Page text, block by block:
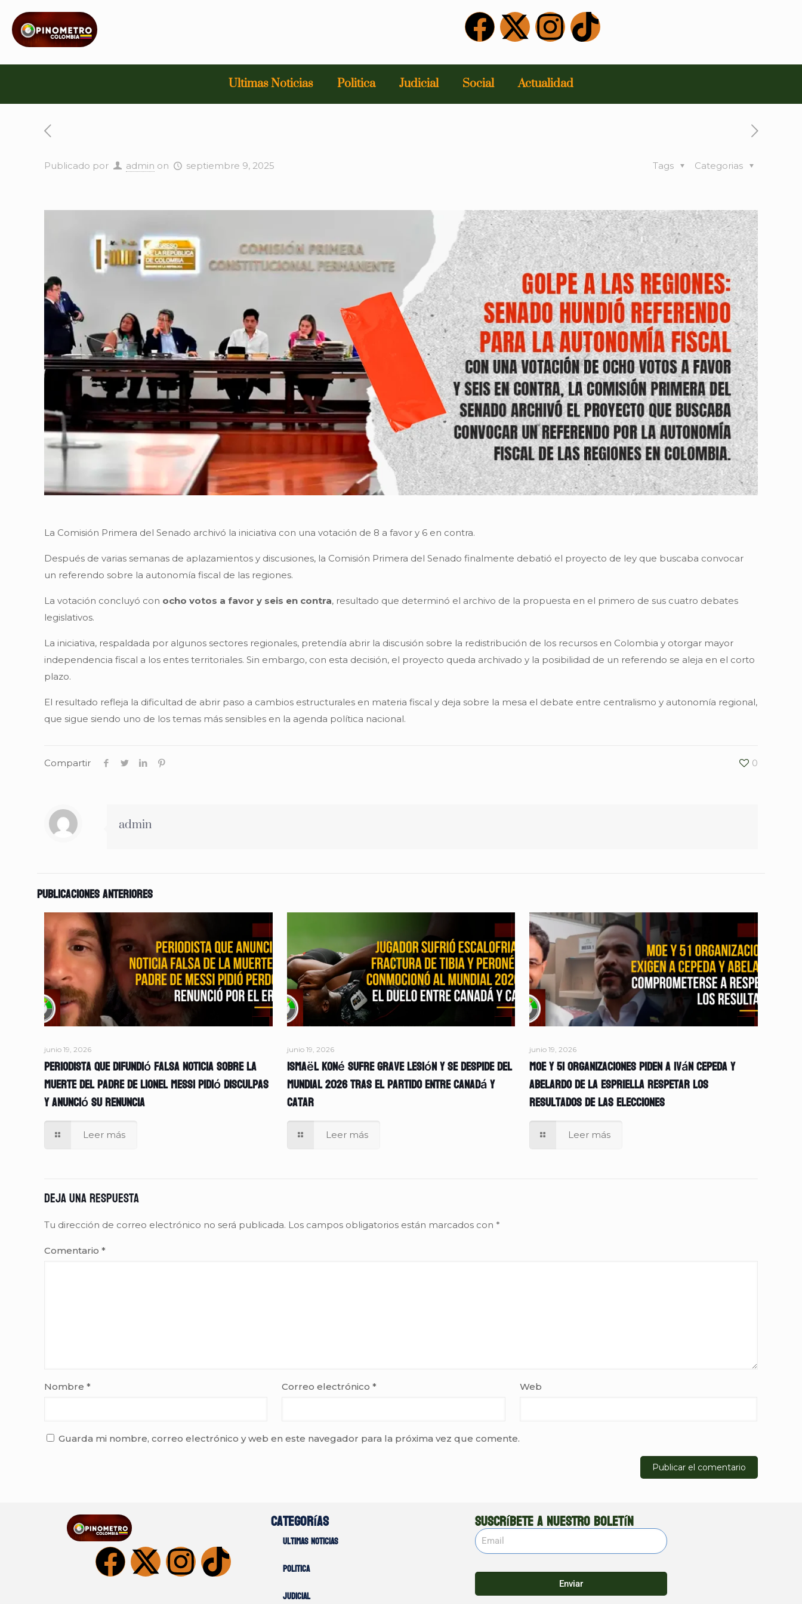
Ultimas Noticias Politica Judicial Social Actualidad
Publicado por admin on septiembre 9, 2025 Categorias
Tags
La Comisión Primera del Senado archivó la iniciativa con una votación de 8 a favor y 6 en contra.
Después de varias semanas de aplazamientos y discusiones, la Comisión Primera del Senado finalmente debatió el proyecto de ley que buscaba convocar
un referendo sobre la autonomía fiscal de las regiones.
La votación concluyó con ocho votos a favor y seis en contra, resultado que determinó el archivo de la propuesta en el primero de sus cuatro debates
legislativos.
La iniciativa, respaldada por algunos sectores regionales, pretendía abrir la discusión sobre la redistribución de los recursos en Colombia y otorgar mayor
independencia fiscal a los entes territoriales. Sin embargo, con esta decisión, el proyecto queda archivado y la posibilidad de un referendo se aleja en el corto
plazo.
El resultado refleja la dificultad de abrir paso a cambios estructurales en materia fiscal y deja sobre la mesa el debate entre centralismo y autonomía regional,
que sigue siendo uno de los temas más sensibles en la agenda política nacional.
Compartir 0
admin
Publicaciones anteriores
junio 19, 2026
Periodista que difundió falsa noticia sobre la
muerte del padre de Lionel Messi pidió disculpas
y anunció su renuncia
Leer más
junio 19, 2026
Ismaël Koné sufre grave lesión y se despide del
Mundial 2026 tras el partido entre Canadá y
Catar
Leer más
junio 19, 2026
MOE y 51 organizaciones piden a Iván Cepeda y
Abelardo de la Espriella respetar los
resultados de las elecciones
Leer más
Deja una respuesta
Tu dirección de correo electrónico no será publicada. Los campos obligatorios están marcados con *
Comentario *
Nombre * Correo electrónico* Web
Guarda mi nombre, correo electrónico y web en este navegador para la próxima vez que comente.
Categorías
Ultimas noticias
Politica
Judicial
Suscríbete a nuestro boletín
Enviar